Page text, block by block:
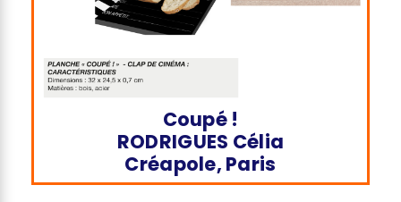
Coupé !
RODRIGUES Célia
Créapole, Paris